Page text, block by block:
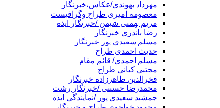
مهرداد بهوندی/عکاس،خبرنگار
معصومه امیری طراح وگرافیست
مریم بهمنی شیمن /خبرنگار ایذه
رضا باندری خبرنگار
مسلم سعیدی پور خبرنگار
حدیث احمدی طراح
مسلم احمدی/ قائم مقام
مجتبی کیانی طراح
فخرالدین طاهرزاده خبرنگار
محمدرضا حسینی /خبرنگار رشت
جمشید سعیدی پور /نمایندگی ایذه